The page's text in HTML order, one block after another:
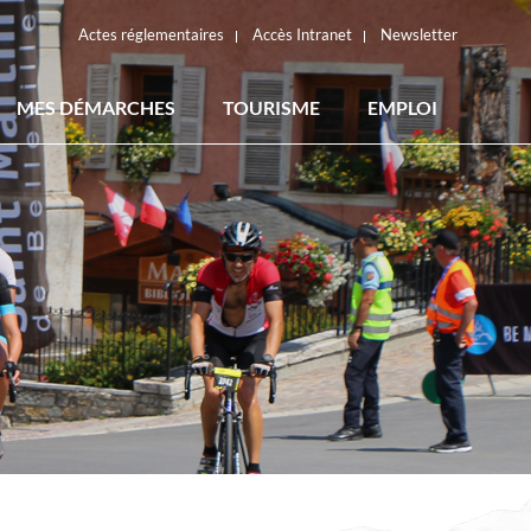
Actes réglementaires Accès Intranet Newsletter
MES DÉMARCHES TOURISME EMPLOI
ACTES RÉGLEMENTAIRES